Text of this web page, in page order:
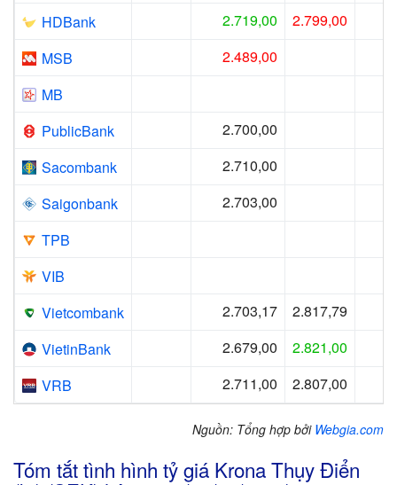
HDBank
2.719,00
2.799,00
MSB
2.489,00
MB
PublicBank
2.700,00
Sacombank
2.710,00
Saigonbank
2.703,00
TPB
VIB
Vietcombank
2.703,17
2.817,79
VietinBank
2.679,00
2.821,00
VRB
2.711,00 2.807,00
Nguồn: Tổng hợp bởi Webgia.com
Tóm tắt tình hình tỷ giá Krona Thụy Điển